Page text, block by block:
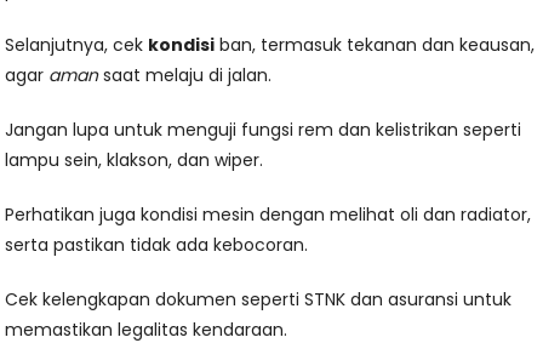
Selanjutnya, cek kondisi ban, termasuk tekanan dan keausan,
agar amansaat melaju di jalan.
Jangan lupa untuk menguji fungsi rem dan kelistrikan seperti
lampu sein, klakson, dan wiper.
Perhatikan juga kondisi mesin dengan melihat oli dan radiator,
serta pastikan tidak ada kebocoran.
Cek kelengkapan dokumen seperti STNK dan asuransi untuk
memastikan legalitas kendaraan.